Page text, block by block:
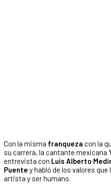
Con la misma franqueza con la
su carrera, la cantante mexicana
entrevista con Luis Alberto
Puente y habló de los valores
artista y ser humano.